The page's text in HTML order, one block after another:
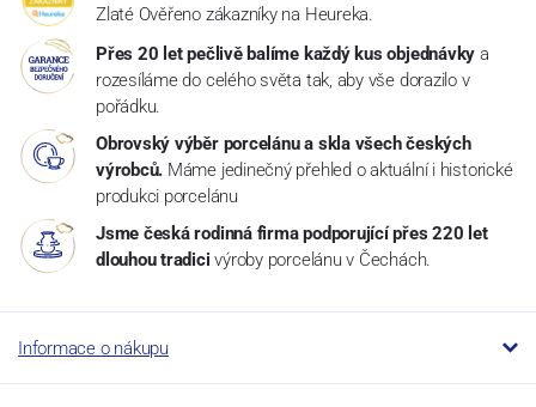
Zlaté Ověřeno zákazníky na Heureka.
Přes 20 let pečlivě balíme každý kus objednávky a
rozesíláme do celého světa tak, aby vše dorazilo v
pořádku.
Obrovský výběr porcelánu a skla všech českých
výrobců. Máme jedinečný přehled o aktuální i historické
produkci porcelánu
Jsme česká rodinná firma podporující přes 220 let
dlouhou tradici výroby porcelánu v Čechách.
Informace o nákupu